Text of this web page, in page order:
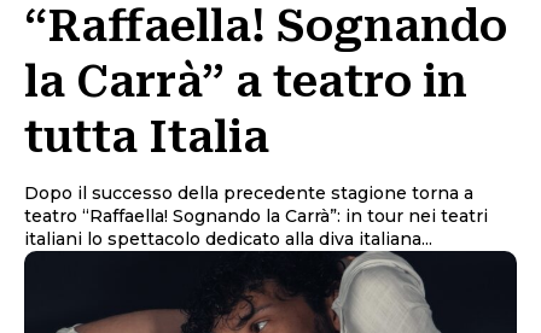
“Raffaella! Sognando
la Carrà” a teatro in
tutta Italia
Dopo il successo della precedente stagione torna a
teatro “Raffaella! Sognando la Carrà”: in tour nei teatri
italiani lo spettacolo dedicato alla diva italiana...